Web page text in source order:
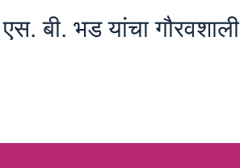
बी. भड यांचा गौरवशाली